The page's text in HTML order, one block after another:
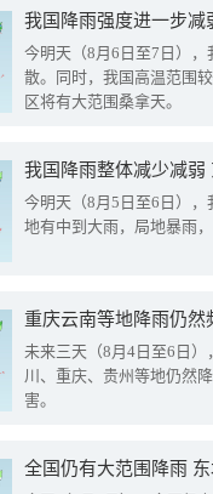
今明天（8月6日至7日）
散。同时，我国高温范围
区将有大范围桑拿天。
我国降雨整体减少减弱
今明天（8月5日至6日）
地有中到大雨，局地暴雨
重庆云南等地降雨仍然
未来三天（8月4日至6日
川、重庆、贵州等地仍然
害。
全国仍有大范围降雨